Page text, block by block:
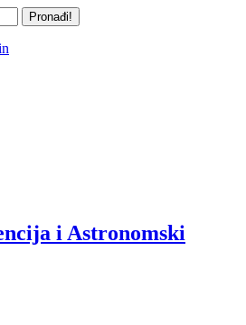
Pronađi!
i Astronomski